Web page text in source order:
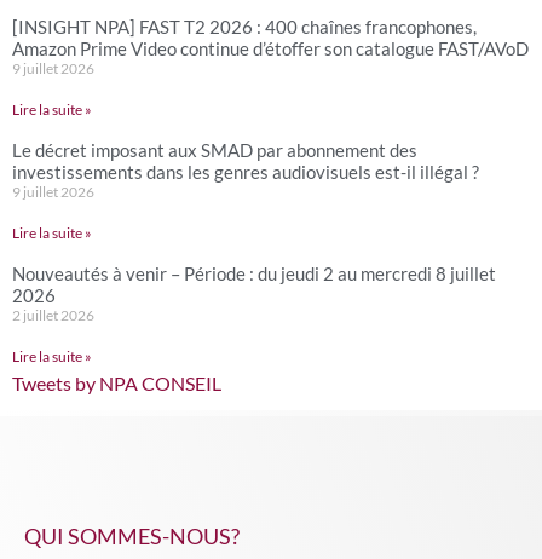
[INSIGHT NPA] FAST T2 2026 : 400 chaînes francophones,
Amazon Prime Video continue d’étoffer son catalogue FAST/AVoD
9 juillet 2026
Lire la suite »
Le décret imposant aux SMAD par abonnement des
investissements dans les genres audiovisuels est-il illégal ?
9 juillet 2026
Lire la suite »
Nouveautés à venir – Période : du jeudi 2 au mercredi 8 juillet
2026
2 juillet 2026
Lire la suite »
Tweets by NPA CONSEIL
QUI SOMMES-NOUS?